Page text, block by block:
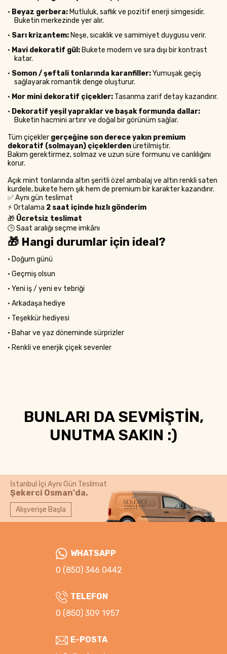
• Beyaz gerbera: Mutluluk, saflık ve pozitif enerji simgesidir.
Buketin merkezinde yer alır.
• Sarı krizantem: Neşe, sıcaklık ve samimiyet duygusu verir.
• Mavi dekoratif gül: Bukete modern ve sıra dışı bir kontrast
katar.
• Somon / şeftali tonlarında karanfiller:Yumuşak geçiş
sağlayarak romantik denge oluşturur.
• Mor mini dekoratif çiçekler: Tasarıma zarif detay kazandırır.
• Dekoratif yeşil yapraklar ve başak formunda dallar:
Buketin hacmini artırır ve doğal bir görünüm sağlar.
Tüm çiçekler gerçeğine son derece yakın premium
dekoratif (solmayan) çiçeklerdenüretilmiştir.
Bakım gerektirmez, solmaz ve uzun süre formunu ve canlılığını
korur.
Açık mint tonlarında altın şeritli özel ambalaj ve altın renkli saten
kurdele, bukete hem şık hem de premium bir karakter kazandırır.
✅ Aynı gün teslimat
⚡ Ortalama 2 saat içinde hızlı gönderim
🎁 Ücretsiz teslimat
🕒 Saat aralığı seçme imkânı
🎁 Hangi durumlar için ideal?
• Doğum günü
• Geçmiş olsun
• Yeni iş / yeni ev tebriği
• Arkadaşa hediye
• Teşekkür hediyesi
• Bahar ve yaz döneminde sürprizler
• Renkli ve enerjik çiçek sevenler
BUNLARI DA SEVMİŞTİN,
UNUTMA SAKIN :)
İstanbul İçi Aynı Gün Teslimat
Şekerci Osman'da.
Alışverişe Başla
WHATSAPP
0 (850) 346 0442
TELEFON
0 (850) 309 1957
E-POSTA